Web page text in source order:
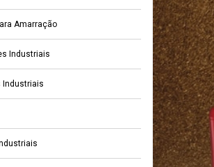
Amarração
Industriais
Industriais